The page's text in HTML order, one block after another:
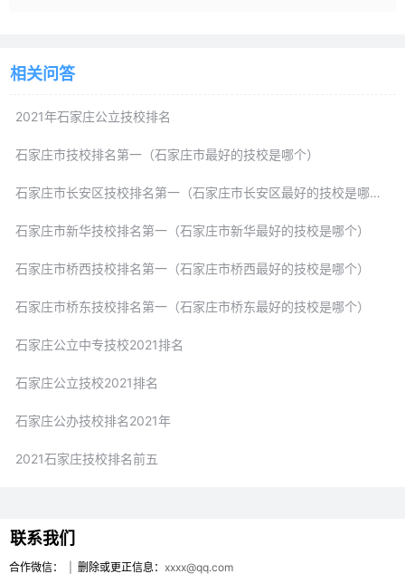
相关问答
2021年石家庄公立技校排名
石家庄市技校排名第一（石家庄市最好的技校是哪个）
石家庄市长安区技校排名第一（石家庄市长安区最好的技校是哪个）
石家庄市新华技校排名第一（石家庄市新华最好的技校是哪个）
石家庄市桥西技校排名第一（石家庄市桥西最好的技校是哪个）
石家庄市桥东技校排名第一（石家庄市桥东最好的技校是哪个）
石家庄公立中专技校2021排名
石家庄公立技校2021排名
石家庄公办技校排名2021年
2021石家庄技校排名前五
联系我们
合作微信： 删除或更正信息： xxxx@qq.com